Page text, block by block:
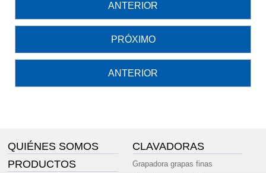
ANTERIOR
PRÓXIMO
ANTERIOR
QUIÉNES SOMOS
PRODUCTOS
CLAVADORAS
Grapadora grapas finas